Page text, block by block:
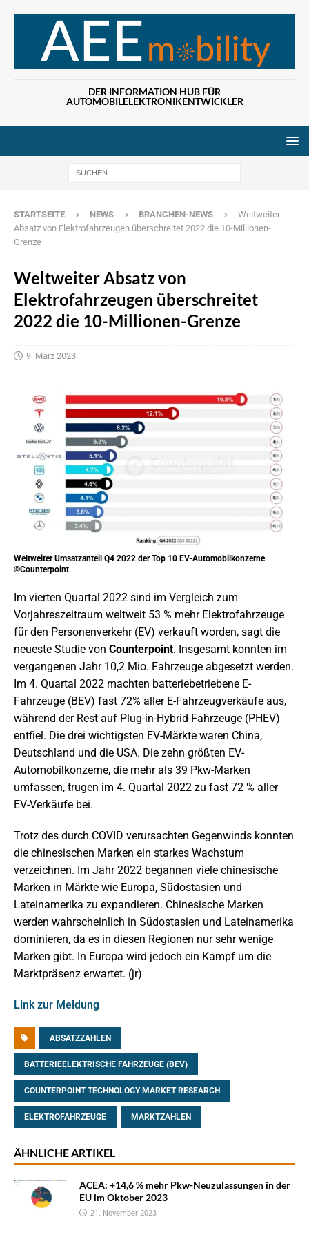
DER INFORMATION HUB FÜR
AUTOMOBILELEKTRONIKENTWICKLER
STARTSEITE NEWS BRANCHEN-NEWS
Weltweiter
Absatz von Elektrofahrzeugen überschreitet 2022 die 10-Millionen-
Grenze
Weltweiter Absatz von
Elektrofahrzeugen überschreitet
2022 die 10-Millionen-Grenze
9. März 2023
Weltweiter Umsatzanteil Q4 2022 der Top 10 EV-Automobilkonzerne
©Counterpoint
Im vierten Quartal 2022 sind im Vergleich zum
Vorjahreszeitraum weltweit 53 % mehr Elektrofahrzeuge
für den Personenverkehr (EV) verkauft worden, sagt die
neueste Studie von Counterpoint. Insgesamt konnten im
vergangenen Jahr 10,2 Mio. Fahrzeuge abgesetzt werden.
Im 4. Quartal 2022 machten batteriebetriebene E-
Fahrzeuge (BEV) fast 72% aller E-Fahrzeugverkäufe aus,
während der Rest auf Plug-in-Hybrid-Fahrzeuge (PHEV)
entfiel. Die drei wichtigsten EV-Märkte waren China,
Deutschland und die USA. Die zehn größten EV-
Automobilkonzerne, die mehr als 39 Pkw-Marken
umfassen, trugen im 4. Quartal 2022 zu fast 72 % aller
EV-Verkäufe bei.
Trotz des durch COVID verursachten Gegenwinds konnten
die chinesischen Marken ein starkes Wachstum
verzeichnen. Im Jahr 2022 begannen viele chinesische
Marken in Märkte wie Europa, Südostasien und
Lateinamerika zu expandieren. Chinesische Marken
werden wahrscheinlich in Südostasien und Lateinamerika
dominieren, da es in diesen Regionen nur sehr wenige
Marken gibt. In Europa wird jedoch ein Kampf um die
Marktpräsenz erwartet. (jr)
Link zur Meldung
ABSATZZAHLEN
BATTERIEELEKTRISCHE FAHRZEUGE (BEV)
COUNTERPOINT TECHNOLOGY MARKET RESEARCH
ELEKTROFAHRZEUGE MARKTZAHLEN
ÄHNLICHE ARTIKEL
ACEA: +14,6 % mehr Pkw-Neuzulassungen in der
EU im Oktober 2023
21. November 2023